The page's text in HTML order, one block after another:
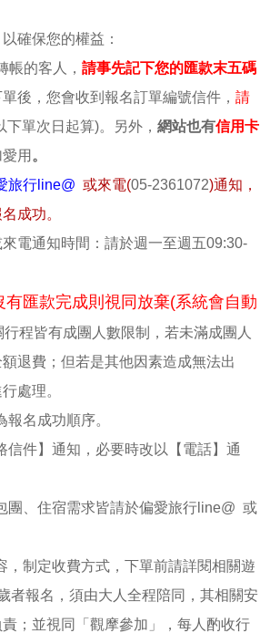
確保您的權益：
帳的客人， 請事先記下您的匯款末五碼
單後，您會收到報名訂單編號信件， 請
下單次日起算)。另外， 網站也有信用卡
用 。
旅行line@ 或來電(05-2361072)通知，
成功。
來電通知時間：請於週一至週五09:30-
有匯款完成則視同放棄(系統會自動
行程皆有成團人數限制，若未滿成團人
退費；但若是其他因素造成無法出
處理。
名成功順序。
信件】通知，必要時改以【電話】通
團、住宿需求皆請於偏愛旅行line@ 或
，制定收費方式，下單前請詳閱相關遊
者報名，須由大人全程陪同，其相關安
；並視同「觀摩參加」，每人酌收行